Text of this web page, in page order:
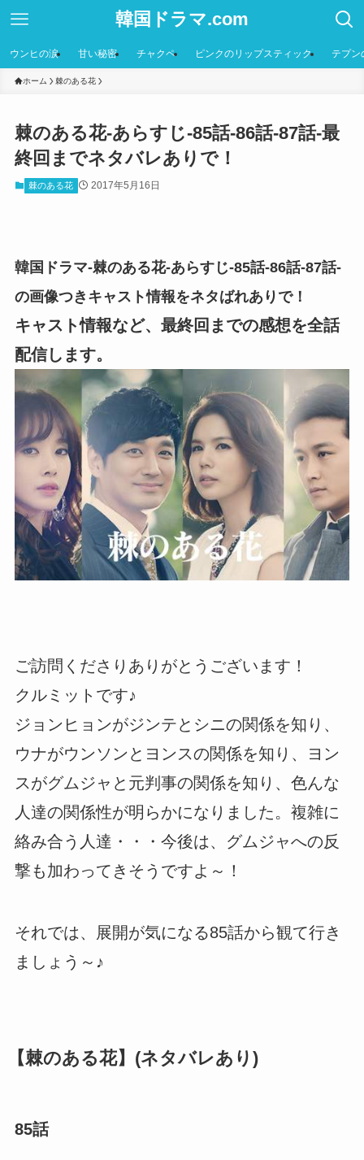
韓国ドラマ.com
ウンヒの涙 甘い秘密 チャクペ ピンクのリップスティック テプン
ホーム 棘のある花
棘のある花-あらすじ-85話-86話-87話-最
終回までネタバレありで！
棘のある花 2017年5月16日
韓国ドラマ-棘のある花-あらすじ-85話-86話-87話-
の画像つきキャスト情報をネタばれありで！
キャスト情報など、最終回までの感想を全話
配信します。
ご訪問くださりありがとうございます！
クルミットです♪
ジョンヒョンがジンテとシニの関係を知り、
ウナがウンソンとヨンスの関係を知り、ヨン
スがグムジャと元判事の関係を知り、色んな
人達の関係性が明らかになりました。複雑に
絡み合う人達・・・今後は、グムジャへの反
撃も加わってきそうですよ～！
それでは、展開が気になる85話から観て行き
ましょう～♪
【棘のある花】(ネタバレあり)
85話